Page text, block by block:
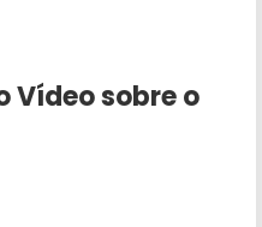
Vídeo sobre o